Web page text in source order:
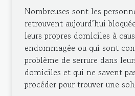
Nombreuses sont les
retrouvent aujourd’hui
leurs propres domiciles à
endommagée ou qui sont
problème de serrure dans
domiciles et qui ne savent
procéder pour trouver une